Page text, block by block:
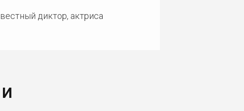
диктор, актриса